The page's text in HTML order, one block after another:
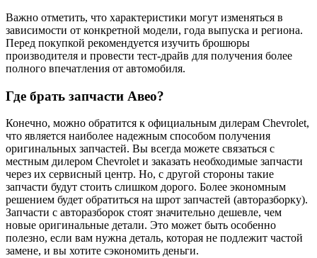
Важно отметить, что характеристики могут изменяться в
зависимости от конкретной модели, года выпуска и региона.
Перед покупкой рекомендуется изучить брошюры
производителя и провести тест-драйв для получения более
полного впечатления от автомобиля.
Где брать запчасти Авео?
Конечно, можно обратится к официальным дилерам Chevrolet,
что является наиболее надежным способом получения
оригинальных запчастей. Вы всегда можете связаться с
местным дилером Chevrolet и заказать необходимые запчасти
через их сервисный центр. Но, с другой стороны такие
запчасти будут стоить слишком дорого. Более экономным
решением будет обратиться на шрот запчастей (авторазборку).
Запчасти с авторазборок стоят значительно дешевле, чем
новые оригинальные детали. Это может быть особенно
полезно, если вам нужна деталь, которая не подлежит частой
замене, и вы хотите сэкономить деньги.